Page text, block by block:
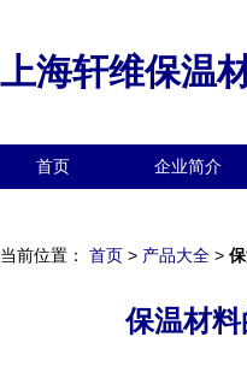
上海轩维保温
首页 企业简介
当前位置： 首页 > 产品大全 >
保温材